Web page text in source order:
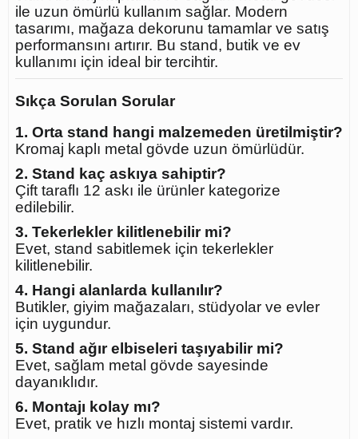
ile uzun ömürlü kullanım sağlar. Modern
tasarımı, mağaza dekorunu tamamlar ve satış
performansını artırır. Bu stand, butik ve ev
kullanımı için ideal bir tercihtir.
Sıkça Sorulan Sorular
1. Orta stand hangi malzemeden üretilmiştir?
Kromaj kaplı metal gövde uzun ömürlüdür.
2. Stand kaç askıya sahiptir?
Çift taraflı 12 askı ile ürünler kategorize
edilebilir.
3. Tekerlekler kilitlenebilir mi?
Evet, stand sabitlemek için tekerlekler
kilitlenebilir.
4. Hangi alanlarda kullanılır?
Butikler, giyim mağazaları, stüdyolar ve evler
için uygundur.
5. Stand ağır elbiseleri taşıyabilir mi?
Evet, sağlam metal gövde sayesinde
dayanıklıdır.
6. Montajı kolay mı?
Evet, pratik ve hızlı montaj sistemi vardır.